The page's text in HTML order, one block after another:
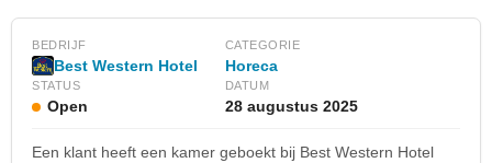
BEDRIJF
Best Western Hotel
CATEGORIE
Horeca
STATUS
Open
DATUM
28 augustus 2025
Een klant heeft een kamer geboekt bij Best Western Hotel